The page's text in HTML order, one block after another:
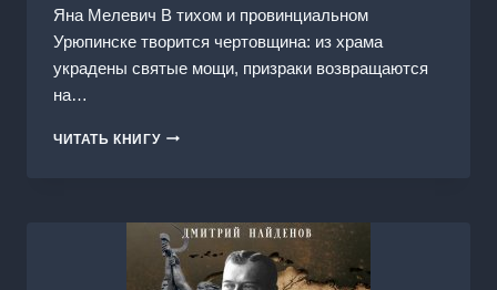
Яна Мелевич В тихом и провинциальном
Урюпинске творится чертовщина: из храма
украдены святые мощи, призраки возвращаются
на…
ЧИТАТЬ КНИГУСМЕРТИ